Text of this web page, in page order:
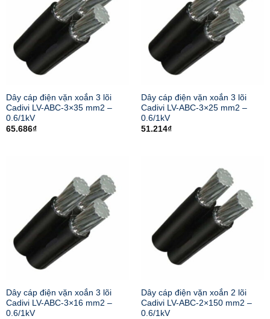
Dây cáp điện vặn xoắn 3 lõi
Cadivi LV-ABC-3×35 mm2 –
0.6/1kV
65.686₫
Dây cáp điện vặn xoắn 3 lõi
Cadivi LV-ABC-3×25 mm2 –
0.6/1kV
51.214₫
Dây cáp điện vặn xoắn 3 lõi
Cadivi LV-ABC-3×16 mm2 –
0.6/1kV
Dây cáp điện vặn xoắn 2 lõi
Cadivi LV-ABC-2×150 mm2 –
0.6/1kV